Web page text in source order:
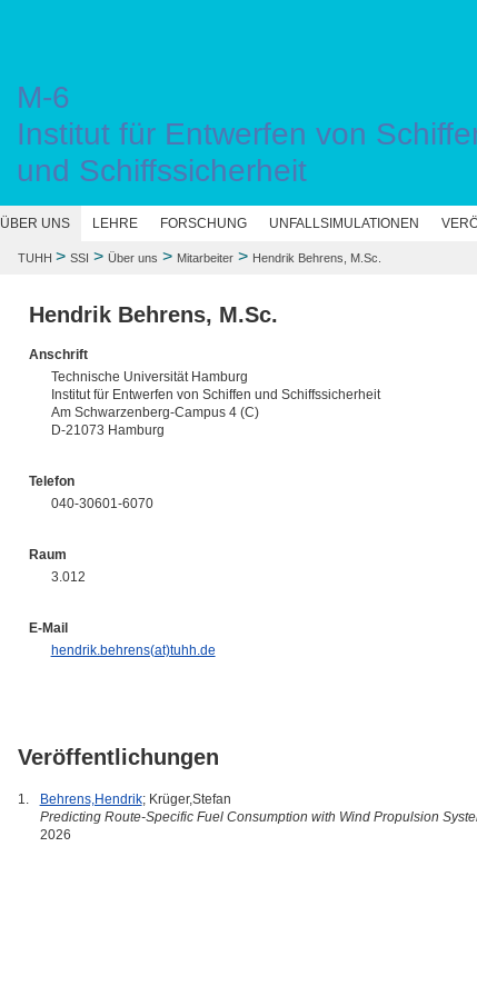
M-6
Institut für Entwerfen von
und Schiffssicherheit
ÜBER UNS LEHRE FORSCHUNG UNFALLSIMULATIONEN
TUHH > SSI > Über uns > Mitarbeiter> Hendrik Behrens, M.Sc.
Hendrik Behrens, M.Sc.
Anschrift
Technische Universität Hamburg
Institut für Entwerfen von Schiffen und Schiffssicherheit
Am Schwarzenberg-Campus 4 (C)
D-21073 Hamburg
Telefon
040-30601-6070
Raum
3.012
E-Mail
hendrik.behrens(at)tuhh.de
Veröffentlichungen
1. Behrens,Hendrik; Krüger,Stefan
Predicting Route-Specific Fuel Consumption with Wind Propulsion
2026